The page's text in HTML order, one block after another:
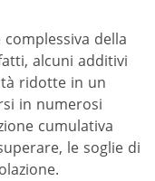
della
alcuni additivi
ridotte in un
in numerosi
cumulativa
le soglie di